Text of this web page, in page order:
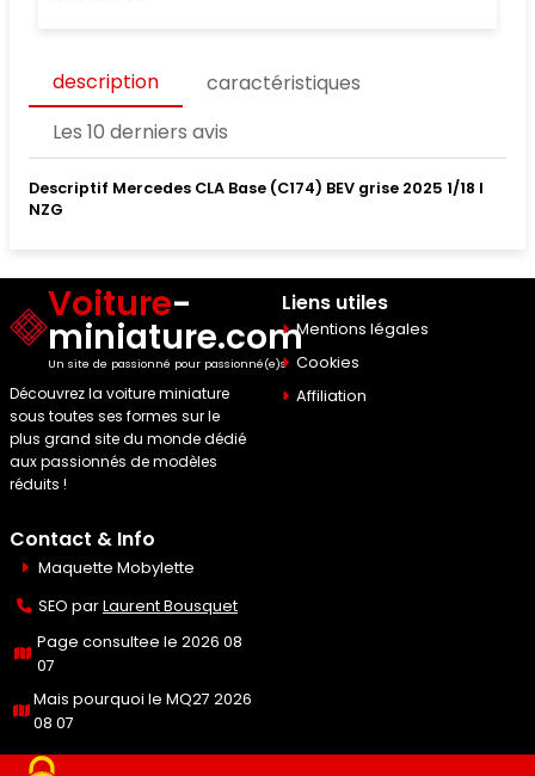
description
caractéristiques
Les 10 derniers avis
Descriptif Mercedes CLA Base (C174) BEV grise 2025 1/18 I
NZG
Voiture-
miniature.com
Un site de passionné pour passionné(e)s
Découvrez la voiture miniature
sous toutes ses formes sur le
plus grand site du monde dédié
aux passionnés de modèles
réduits !
Liens utiles
Mentions légales
Cookies
Affiliation
Contact & Info
Maquette Mobylette
SEO parLaurent Bousquet
Page consultee le 2026 08
07
Mais pourquoi le MQ27 2026
08 07